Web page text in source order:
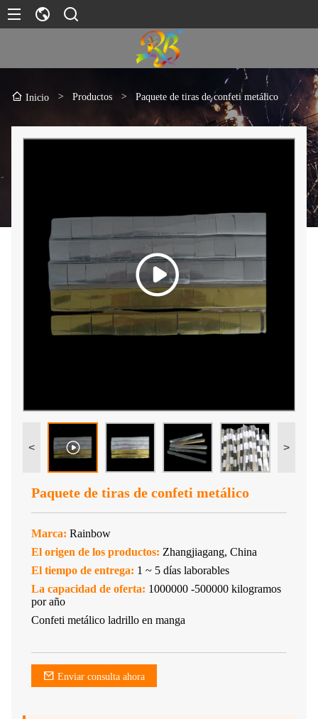
Inicio > Productos > Paquete de tiras de confeti metálico
< >
Paquete de tiras de confeti metálico
Marca: Rainbow
El origen de los productos: Zhangjiagang, China
El tiempo de entrega: 1 ~ 5 días laborables
La capacidad de oferta: 1000000 -500000 kilogramos
por año
Confeti metálico ladrillo en manga
Enviar consulta ahora